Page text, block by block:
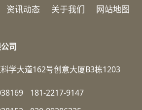
资讯动态 关于我们 网站地图
司
学大道162号创意大厦B3栋1203
181-2217-9147